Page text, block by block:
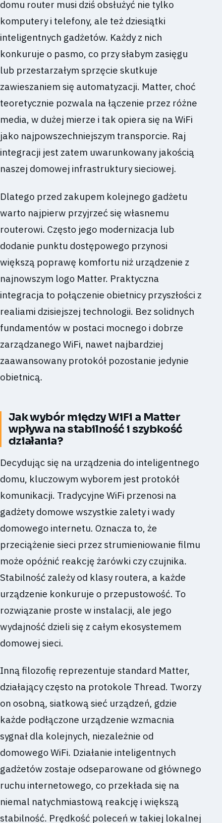
domu router musi dziś obsłużyć nie tylko
komputery i telefony, ale też dziesiątki
inteligentnych gadżetów. Każdy z nich
konkuruje o pasmo, co przy słabym zasięgu
lub przestarzałym sprzęcie skutkuje
zawieszaniem się automatyzacji. Matter, choć
teoretycznie pozwala na łączenie przez różne
media, w dużej mierze i tak opiera się na WiFi
jako najpowszechniejszym transporcie. Raj
integracji jest zatem uwarunkowany jakością
naszej domowej infrastruktury sieciowej.
Dlatego przed zakupem kolejnego gadżetu
warto najpierw przyjrzeć się własnemu
routerowi. Często jego modernizacja lub
dodanie punktu dostępowego przynosi
większą poprawę komfortu niż urządzenie z
najnowszym logo Matter. Praktyczna
integracja to połączenie obietnicy przyszłości z
realiami dzisiejszej technologii. Bez solidnych
fundamentów w postaci mocnego i dobrze
zarządzanego WiFi, nawet najbardziej
zaawansowany protokół pozostanie jedynie
obietnicą.
Jak wybór między WiFi a Matter
wpływa na stabilność i szybkość
działania?
Decydując się na urządzenia do inteligentnego
domu, kluczowym wyborem jest protokół
komunikacji. Tradycyjne WiFi przenosi na
gadżety domowe wszystkie zalety i wady
domowego internetu. Oznacza to, że
przeciążenie sieci przez strumieniowanie filmu
może opóźnić reakcję żarówki czy czujnika.
Stabilność zależy od klasy routera, a każde
urządzenie konkuruje o przepustowość. To
rozwiązanie proste w instalacji, ale jego
wydajność dzieli się z całym ekosystemem
domowej sieci.
Inną filozofię reprezentuje standard Matter,
działający często na protokole Thread. Tworzy
on osobną, siatkową sieć urządzeń, gdzie
każde podłączone urządzenie wzmacnia
sygnał dla kolejnych, niezależnie od
domowego WiFi. Działanie inteligentnych
gadżetów zostaje odseparowane od głównego
ruchu internetowego, co przekłada się na
niemal natychmiastową reakcję i większą
stabilność. Prędkość poleceń w takiej lokalnej